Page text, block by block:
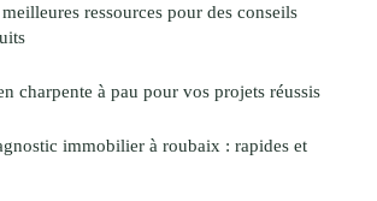
ressources pour des conseils
charpente à pau pour vos projets réussis
immobilier à roubaix : rapides et